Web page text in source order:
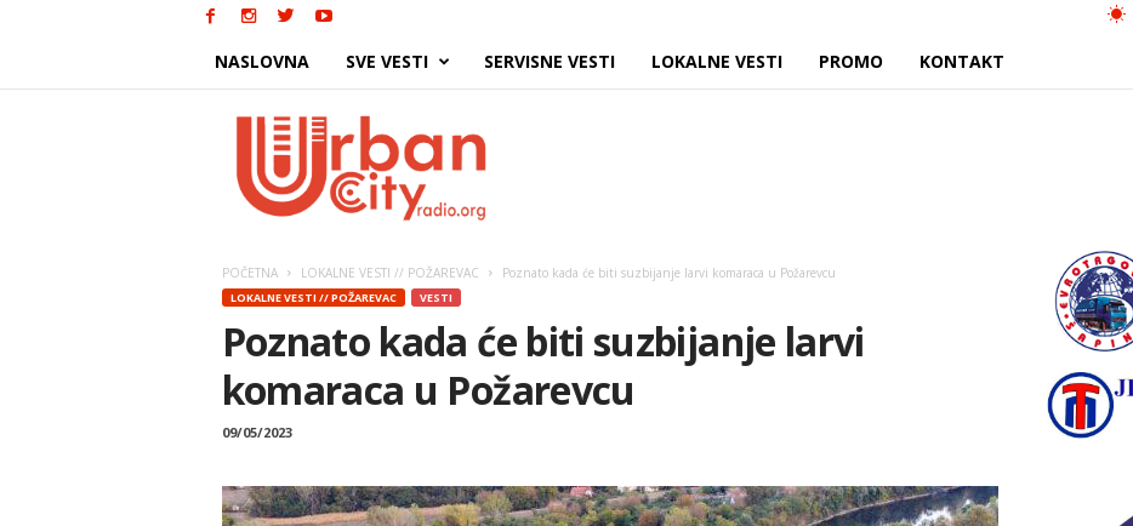
NASLOVNA SVE VESTI SERVISNE VESTI LOKALNE VESTI PROMO KONTAKT
POČETNA LOKALNE VESTI // POŽAREVAC Poznato kada će biti suzbijanje larvi komaraca u Požarevcu
LOKALNE VESTI // POŽAREVAC VESTI
Poznato kada će biti suzbijanje larvi
komaraca u Požarevcu
09/05/2023